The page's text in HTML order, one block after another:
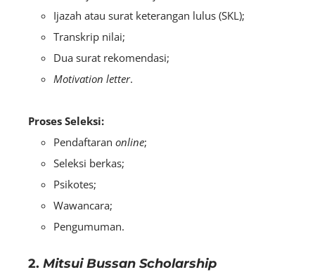
Ijazah atau surat keterangan lulus (SKL);
Transkrip nilai;
Dua surat rekomendasi;
Motivation letter.
Proses Seleksi:
Pendaftaran online;
Seleksi berkas;
Psikotes;
Wawancara;
Pengumuman.
2. Mitsui Bussan Scholarship